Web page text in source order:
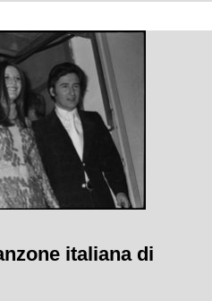
italiana di